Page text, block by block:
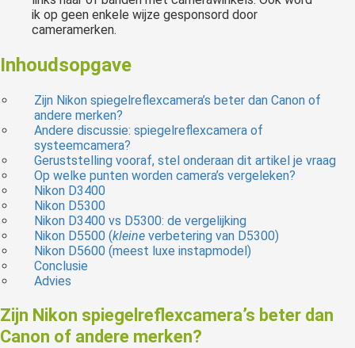
ik op geen enkele wijze gesponsord door
cameramerken.
Inhoudsopgave
Zijn Nikon spiegelreflexcamera’s beter dan Canon of
andere merken?
Andere discussie: spiegelreflexcamera of
systeemcamera?
Geruststelling vooraf, stel onderaan dit artikel je vraag
Op welke punten worden camera’s vergeleken?
Nikon D3400
Nikon D5300
Nikon D3400 vs D5300: de vergelijking
Nikon D5500 (kleine verbetering van D5300)
Nikon D5600 (meest luxe instapmodel)
Conclusie
Advies
Zijn Nikon spiegelreflexcamera’s beter dan
Canon of andere merken?